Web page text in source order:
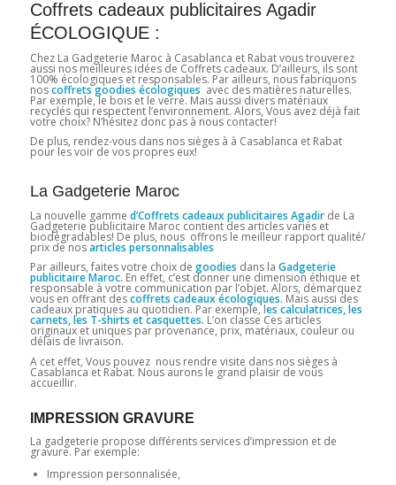
Coffrets cadeaux publicitaires Agadir
ÉCOLOGIQUE :
Chez La Gadgeterie Maroc à Casablanca et Rabat vous trouverez
aussi nos meilleures idées de Coffrets cadeaux. D’ailleurs, ils sont
100% écologiques et responsables. Par ailleurs, nous fabriquons
noscoffrets goodies écologiques avec des matières naturelles.
Par exemple, le bois et le verre. Mais aussi divers matériaux
recyclés qui respectent l’environnement. Alors, Vous avez déjà fait
votre choix? N’hésitez donc pas à nous contacter!
De plus, rendez-vous dans nos sièges à à Casablanca et Rabat
pour les voir de vos propres eux!
La Gadgeterie Maroc
La nouvelle gamme d’Coffrets cadeaux publicitaires Agadirde La
Gadgeterie publicitaire Maroc contient des articles variés et
biodégradables! De plus, nous offrons le meilleur rapport qualité/
prix de nosarticles personnalisables
Par ailleurs, faites votre choix de goodies dans la Gadgeterie
publicitaire Maroc. En effet, c’est donner une dimension éthique et
responsable à votre communication par l’objet. Alors, démarquez
vous en offrant descoffrets cadeaux écologiques. Mais aussi des
cadeaux pratiques au quotidien. Par exemple, les calculatrices, les
carnets, les T-shirts et casquettes. L’on classe Ces articles
originaux et uniques par provenance, prix, matériaux, couleur ou
délais de livraison.
A cet effet, Vous pouvez nous rendre visite dans nos sièges à
Casablanca et Rabat. Nous aurons le grand plaisir de vous
accueillir.
IMPRESSION GRAVURE
La gadgeterie propose différents services d’impression et de
gravure. Par exemple:
Impression personnalisée,